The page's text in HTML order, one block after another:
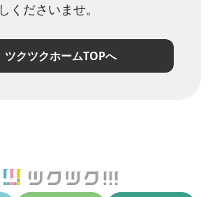
くださいませ。
ツクツクホームTOPへ